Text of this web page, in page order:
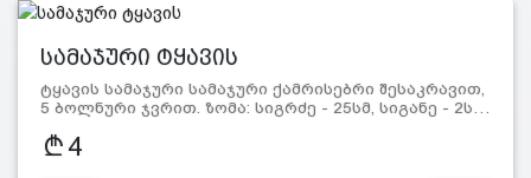
სამაჯური ტყავის
ტყავის სამაჯური სამაჯური ქამრისებრი შესაკრავით,
5 ბოლნური ჯვრით. ზომა: სიგრძე - 25სმ, სიგანე - 2ს…
4